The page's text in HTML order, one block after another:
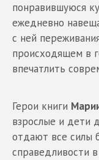
понравившуюся
ежедневно
с ней
происходящем в
впечатлить
Герои книги
взрослые и дети
отдают все силы
справедливости